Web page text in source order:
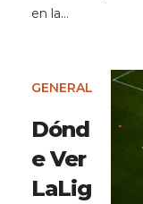
en la…
GENERAL
Dónd
e Ver
LaLig